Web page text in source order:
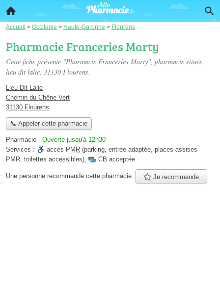
Accueil > Occitanie > Haute-Garonne > Flourens
Pharmacie Franceries Marty
Cette fiche présente "Pharmacie Franceries Marty", pharmacie située
lieu dit lalie, 31130 Flourens.
Lieu Dit Lalie
Chemin du Chêne Vert
31130 Flourens
📞 Appeler cette pharmacie
Pharmacie - Ouverte jusqu'à 12h30
Services :
accès PMR (parking, entrée adaptée, places assises
PMR, toilettes accessibles), CB acceptée
Une personne recommande cette pharmacie. Je recommande